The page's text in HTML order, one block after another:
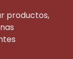
productos,